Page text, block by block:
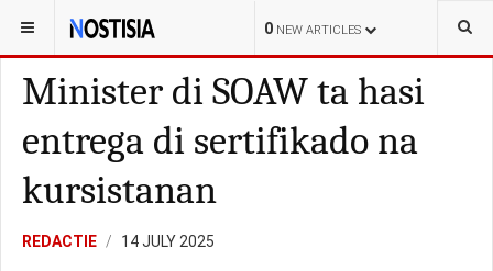
0 NEW ARTICLES
YOU ARE HERE: CURAÇAO LOKAL
Minister di SOAW ta hasi
entrega di sertifikado na
kursistanan
REDACTIE 14 JULY 2025